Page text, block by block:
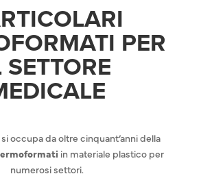
PER
SETTORE
occupa da oltre cinquant’anni della
in materiale plastico per
numerosi settori.